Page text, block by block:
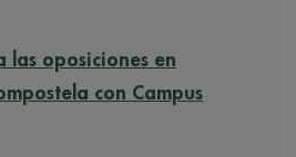
las oposiciones en
con Campus